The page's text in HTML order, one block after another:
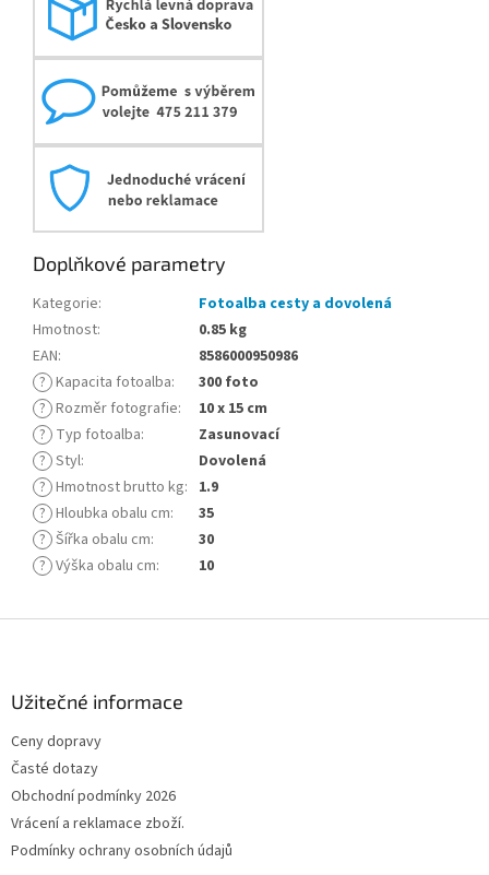
Doplňkové parametry
Kategorie:
Fotoalba cesty a dovolená
Hmotnost:
0.85 kg
EAN:
8586000950986
? Kapacita fotoalba:
300 foto
? Rozměr fotografie:
10 x 15 cm
? Typ fotoalba:
Zasunovací
? Styl:
Dovolená
? Hmotnost brutto kg: 1.9
? Hloubka obalu cm:
35
? Šířka obalu cm:
30
? Výška obalu cm: 10
Užitečné informace
Ceny dopravy
Časté dotazy
Obchodní podmínky 2026
Vrácení a reklamace zboží.
Podmínky ochrany osobních údajů